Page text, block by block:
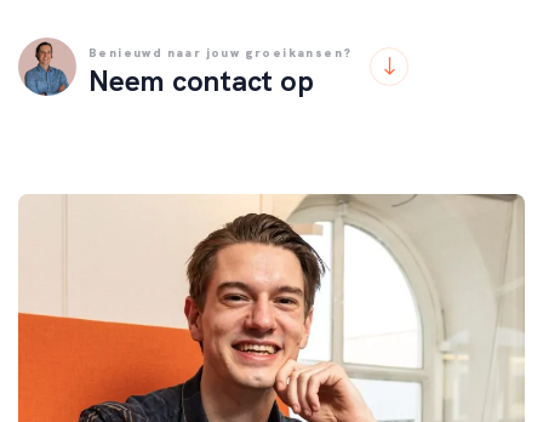
Benieuwd naar jouw groeikansen?
Neem contact op